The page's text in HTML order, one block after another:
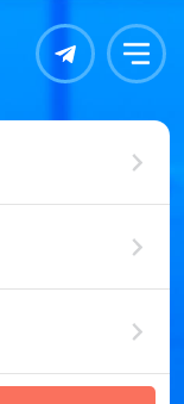
Контакты Меню